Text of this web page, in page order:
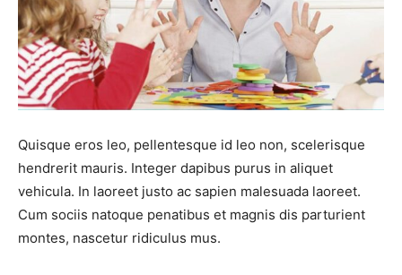
Quisque eros leo, pellentesque id leo non, scelerisque
hendrerit mauris. Integer dapibus purus in aliquet
vehicula. In laoreet justo ac sapien malesuada laoreet.
Cum sociis natoque penatibus et magnis dis parturient
montes, nascetur ridiculus mus.